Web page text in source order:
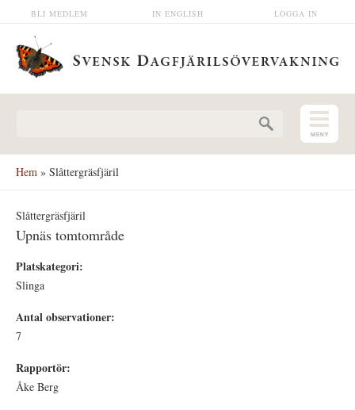
Hoppa till huvudinnehåll LOGGA IN
IN ENGLISH
BLI MEDLEM
Hem » Slåttergräsfjäril
Slåttergräsfjäril
Upnäs tomtområde
Platskategori:
Slinga
Antal observationer:
7
Rapportör:
Åke Berg